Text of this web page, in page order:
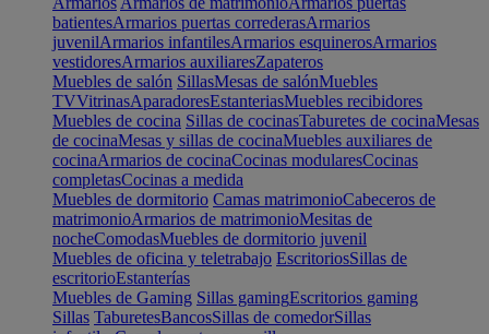
batientesArmarios puertas correderasArmarios
juvenilArmarios infantilesArmarios esquinerosArmarios
vestidoresArmarios auxiliaresZapateros
Muebles de salón SillasMesas de salónMuebles
TVVitrinasAparadoresEstanteriasMuebles recibidores
Muebles de cocina Sillas de cocinasTaburetes de cocinaMesas
de cocinaMesas y sillas de cocinaMuebles auxiliares de
cocinaArmarios de cocinaCocinas modularesCocinas
completasCocinas a medida
Muebles de dormitorio Camas matrimonioCabeceros de
matrimonioArmarios de matrimonioMesitas de
nocheComodasMuebles de dormitorio juvenil
Muebles de oficina y teletrabajo EscritoriosSillas de
escritorioEstanterías
Muebles de Gaming Sillas gamingEscritorios gaming
Sillas TaburetesBancosSillas de comedorSillas